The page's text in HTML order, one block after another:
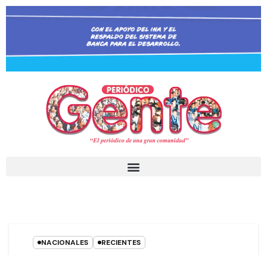
NACIONALES RECIENTES